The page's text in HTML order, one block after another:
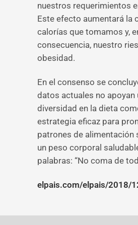
nuestros requerimientos
Este efecto aumentará la
calorías que tomamos y,
consecuencia, nuestro
obesidad.
En el consenso se
datos actuales no apoyan
diversidad en la dieta
estrategia eficaz para
patrones de alimentación
un peso corporal
palabras: “No coma de
elpais.com/elpais/2018/